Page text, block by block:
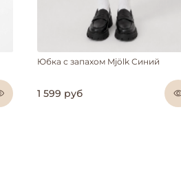
Юбка с запахом Mjölk Синий
1 599 руб